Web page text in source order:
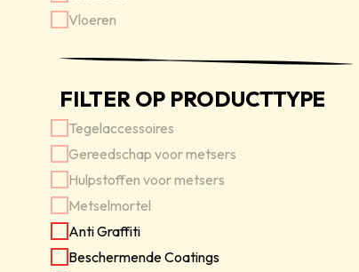
Vloeren
FILTER OP PRODUCTTYPE
Tegelaccessoires
Gereedschap voor metsers
Hulpstoffen voor metsers
Metselmortel
Anti Graffiti
Beschermende Coatings